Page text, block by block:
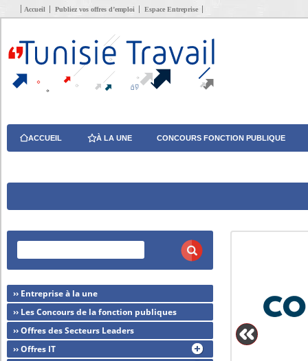
Accueil Publiez vos offres d’emploi Espace Entreprise
ACCUEIL À LA UNE CONCOURS FONCTION PUBLIQUE
›› Entreprise à la une
›› Les Concours de la fonction publiques
›› Offres des Secteurs Leaders
›› Offres IT